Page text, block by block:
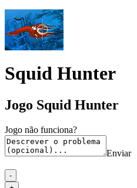
Squid Hunter
Jogo Squid Hunter
Jogo não funciona?
Enviar